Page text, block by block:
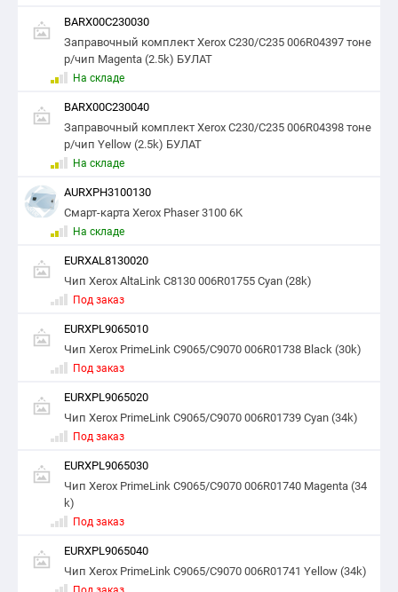
BARX00C230030
Заправочный комплект Xerox C230/C235 006R04397 тоне
р/чип Magenta (2.5k) БУЛАТ
На складе
BARX00C230040
Заправочный комплект Xerox C230/C235 006R04398 тоне
р/чип Yellow (2.5k) БУЛАТ
На складе
AURXPH3100130
Смарт-карта Xerox Phaser 3100 6K
На складе
EURXAL8130020
Чип Xerox AltaLink C8130 006R01755 Cyan (28k)
Под заказ
EURXPL9065010
Чип Xerox PrimeLink C9065/C9070 006R01738 Black (30k)
Под заказ
EURXPL9065020
Чип Xerox PrimeLink C9065/C9070 006R01739 Cyan (34k)
Под заказ
EURXPL9065030
Чип Xerox PrimeLink C9065/C9070 006R01740 Magenta (34
k)
Под заказ
EURXPL9065040
Чип Xerox PrimeLink C9065/C9070 006R01741 Yellow (34k)